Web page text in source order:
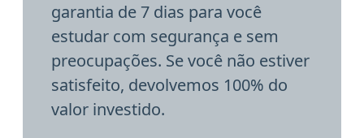
garantia de 7 dias para você
estudar com segurança e sem
preocupações. Se você não estiver
satisfeito, devolvemos 100% do
valor investido.